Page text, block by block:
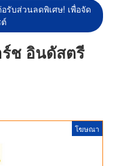
รับส่วนลดพิเศษ! เพื่อจัด
ช อินดัสตรี
โฆษณา